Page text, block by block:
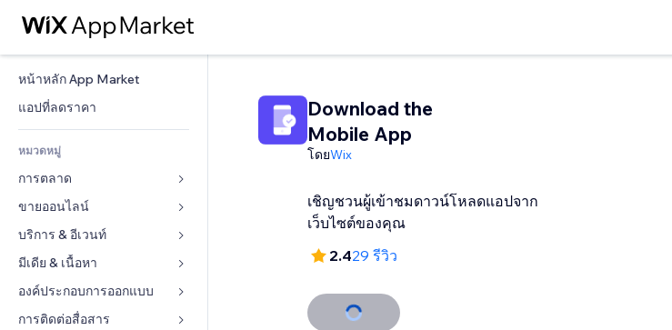
หน้าหลัก App Market
แอปที่ลดราคา
หมวดหมู่
การตลาด
โฆษณา
โทรศัพท์มือถือ
บทวิเคราะห์
โซเชียล
ขายออนไลน์
แอปสำหรับร้านค้า
การจัดส่ง & ส่งมอบสินค้า
ปุ่มการจำหน่าย
คอร์สออนไลน์
บริการ & อีเวนท์
โรงแรม
อีเวนท์
ร้านอาหาร
มีเดีย & เนื้อหา
แกลเลอรี
เพลง
องค์ประกอบการออกแบบ
แผนที่  & การนำทาง
Download the
Mobile App
โดยWix
เชิญชวนผู้เข้าชมดาวน์โหลดแอปจาก
เว็บไซต์ของคุณ
2.429 รีวิว